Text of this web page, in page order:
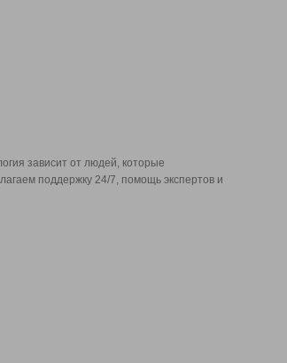
зависит от людей, которые
поддержку 24/7, помощь экспертов и